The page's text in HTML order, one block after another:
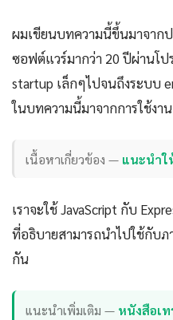
ผมเขียนบทความนี้ขึ้นมาจา
ซอฟต์แวร์มากว่า 20 ปีผ่านโป
startup เล็กๆไปจนถึงระบบ
ในบทความนี้มาจากการใช้งา
เนื้อหาเกี่ยวข้อง — แนะนำใ
เราจะใช้ JavaScript กับ
ที่อธิบายสามารถนำไปใช้กับ
กัน
แนะนำเพิ่มเติม — หนังสือเ